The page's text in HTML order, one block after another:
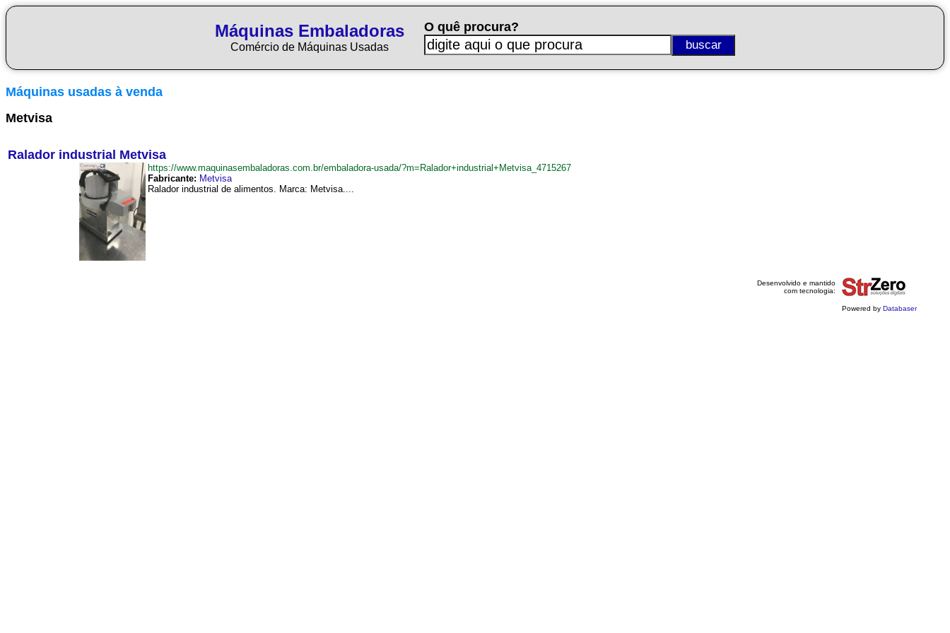
Máquinas Embaladoras
Comércio de Máquinas Usadas
O quê procura?
Máquinas usadas à venda
Metvisa
Ralador industrial Metvisa
https://www.maquinasembaladoras.com.br/embaladora-usada/?m=Ralador+industrial+Metvisa_4715267
Fabricante: Metvisa
Ralador industrial de alimentos. Marca: Metvisa....
Desenvolvido e mantido
com tecnologia:
Powered by Databaser